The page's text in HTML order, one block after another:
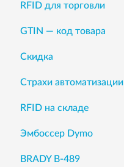
RFID для торговли
GTIN — код товара
Скидка
Страхи автоматизации
RFID на складе
Эмбоссер Dymo
BRADY B-489